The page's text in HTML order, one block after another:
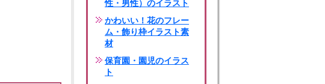
性・男性）のイラスト
かわいい！花のフレー
ム・飾り枠イラスト素
材
保育園・園児のイラス
ト